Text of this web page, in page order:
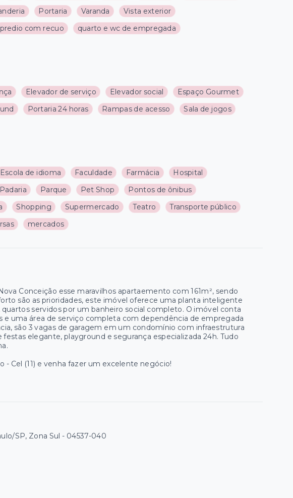
Portaria Varanda
Vista exterior
predio com recuo
quarto e wc de empregada
Elevador de serviço Elevador social
Espaço Gourmet
Portaria 24 horas Rampas de acesso
Sala de jogos
Escola de idioma Faculdade Farmácia
Hospital
Padaria Parque Pet Shop
Pontos de ônibus
Shopping Supermercado Teatro
Transporte público
mercados
Conceição esse maravilhos apartaemento com 161m², sendo
são as prioridades, este imóvel oferece uma planta inteligente
servidos por um banheiro social completo. O imóvel conta
e uma área de serviço completa com dependência de empregada
são 3 vagas de garagem em um condomínio com infraestrutura
elegante, playground e segurança especializada 24h. Tudo
Cel (11) e venha fazer um excelente negócio!
SP, Zona Sul - 04537-040